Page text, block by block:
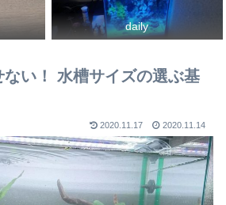
daily
い！ 水槽サイズの選ぶ基
2020.11.17 2020.11.14